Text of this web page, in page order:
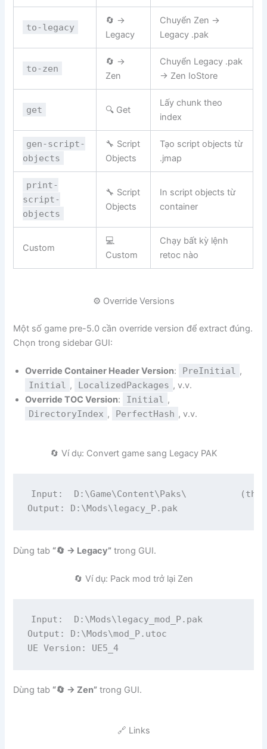
to-legacy
🔄 →
Legacy
Chuyển Zen →
Legacy .pak
to-zen
🔄 →
Zen
Chuyển Legacy .pak
→ Zen IoStore
get 🔍 Get
Lấy chunk theo
index
gen-script-
objects
🔧 Script
Objects
Tạo script objects từ
.jmap
print-
script-
objects
🔧 Script
Objects
In script objects từ
container
Custom
💻
Custom
Chạy bất kỳ lệnh
retoc nào
⚙ Override Versions
Một số game pre-5.0 cần override version để extract đúng.
Chọn trong sidebar GUI:
Override Container Header Version: PreInitial ,
Initial , LocalizedPackages , v.v.
Override TOC Version: Initial ,
DirectoryIndex , PerfectHash , v.v.
🔄 Ví dụ: Convert game sang Legacy PAK
Input:  D:\Game\Content\Paks\          (thư
Output: D:\Mods\legacy_P.pak
Dùng tab “🔄 → Legacy” trong GUI.
🔄 Ví dụ: Pack mod trở lại Zen
Input:  D:\Mods\legacy_mod_P.pak
Output: D:\Mods\mod_P.utoc
UE Version: UE5_4
Dùng tab “🔄 → Zen” trong GUI.
🔗 Links